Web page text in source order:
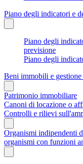
Piano degli indicatori e
Piano degli
previsione
Piano degli
Beni immobili e
Patrimonio immobiliare
Canoni di locazione o
Controlli e rilievi
Organismi indipendenti
organismi con funzioni